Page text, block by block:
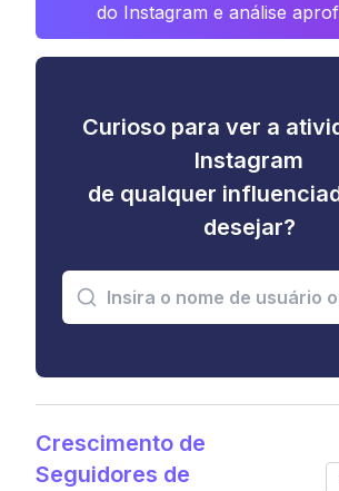
do Instagram e análise
Curioso para ver a
Instagram
de qualquer
desejar?
Crescimento de
Seguidores de